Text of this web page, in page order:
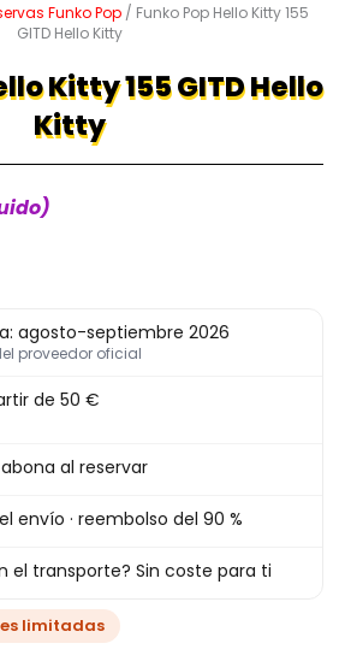
Funko Pop/ Funko Pop Hello Kitty 155
GITD Hello Kitty
Kitty 155 GITD Hello
Kitty
agosto-septiembre 2026
proveedor oficial
de 50 €
al reservar
envío · reembolso del 90 %
el transporte? Sin coste para ti
limitadas